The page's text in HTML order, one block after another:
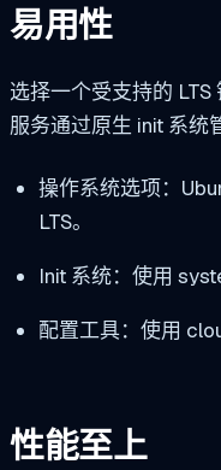
易用性
选择一个受支持的 LTS
服务通过原生 init 系统
操作系统选项：
LTS。
Init 系统：使用
配置工具：使用
性能至上